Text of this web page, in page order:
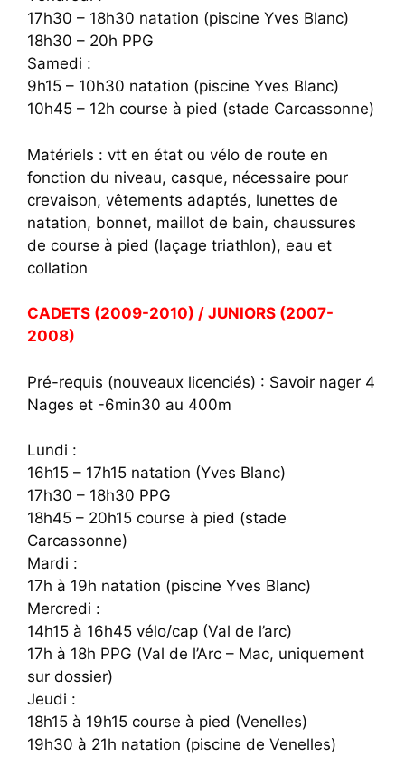
17h30 – 18h30 natation (piscine Yves Blanc)
18h30 – 20h PPG
Samedi :
9h15 – 10h30 natation (piscine Yves Blanc)
10h45 – 12h course à pied (stade Carcassonne)
Matériels : vtt en état ou vélo de route en
fonction du niveau, casque, nécessaire pour
crevaison, vêtements adaptés, lunettes de
natation, bonnet, maillot de bain, chaussures
de course à pied (laçage triathlon), eau et
collation
CADETS (2009-2010) / JUNIORS (2007-
2008)
Pré-requis (nouveaux licenciés) : Savoir nager 4
Nages et -6min30 au 400m
Lundi :
16h15 – 17h15 natation (Yves Blanc)
17h30 – 18h30 PPG
18h45 – 20h15 course à pied (stade
Carcassonne)
Mardi :
17h à 19h natation (piscine Yves Blanc)
Mercredi :
14h15 à 16h45 vélo/cap (Val de l’arc)
17h à 18h PPG (Val de l’Arc – Mac, uniquement
sur dossier)
Jeudi :
18h15 à 19h15 course à pied (Venelles)
19h30 à 21h natation (piscine de Venelles)